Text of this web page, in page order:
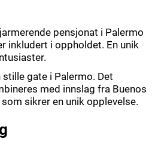
pensjonat i Palermo
inkludert i oppholdet. En unik
stille gate i Palermo. Det
med innslag fra Buenos
som sikrer en unik opplevelse.